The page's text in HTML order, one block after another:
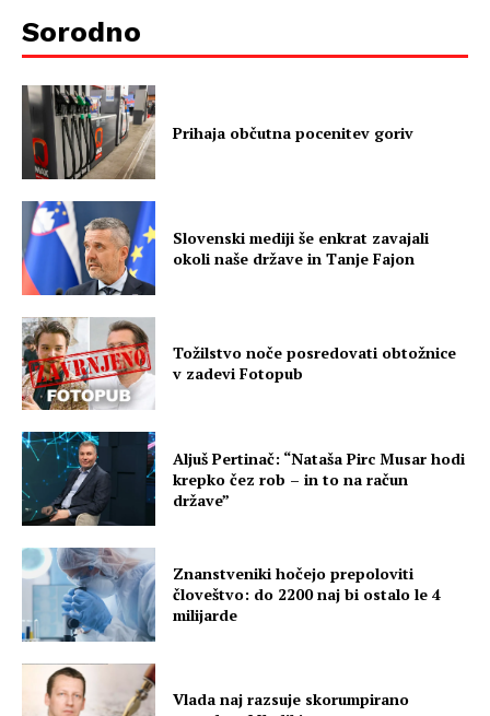
Sorodno
Prihaja občutna pocenitev goriv
Slovenski mediji še enkrat zavajali
okoli naše države in Tanje Fajon
Tožilstvo noče posredovati obtožnice
v zadevi Fotopub
Aljuš Pertinač: “Nataša Pirc Musar hodi
krepko čez rob – in to na račun
države”
Znanstveniki hočejo prepoloviti
človeštvo: do 2200 naj bi ostalo le 4
milijarde
Vlada naj razsuje skorumpirano